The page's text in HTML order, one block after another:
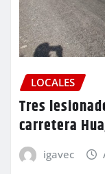
LOCALES
Tres
carretera
igavec